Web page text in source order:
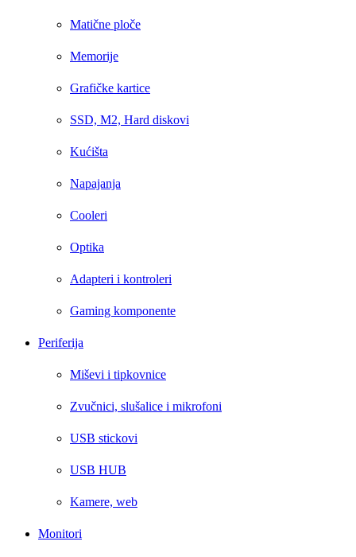
Matične ploče
Memorije
Grafičke kartice
SSD, M2, Hard diskovi
Kućišta
Napajanja
Cooleri
Optika
Adapteri i kontroleri
Gaming komponente
Periferija
Miševi i tipkovnice
Zvučnici, slušalice i mikrofoni
USB stickovi
USB HUB
Kamere, web
Monitori